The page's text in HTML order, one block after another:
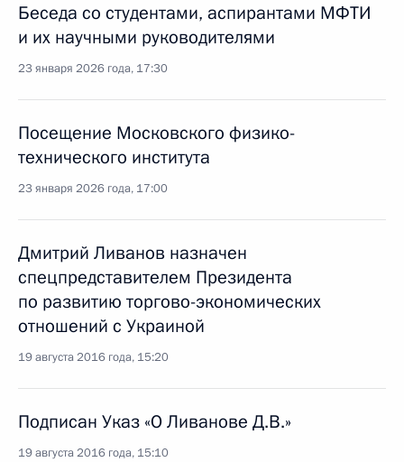
Беседа со студентами, аспирантами МФТИ
и их научными руководителями
23 января 2026 года, 17:30
Посещение Московского физико-
технического института
23 января 2026 года, 17:00
Дмитрий Ливанов назначен
спецпредставителем Президента
по развитию торгово-экономических
отношений с Украиной
19 августа 2016 года, 15:20
Подписан Указ «О Ливанове Д.В.»
19 августа 2016 года, 15:10